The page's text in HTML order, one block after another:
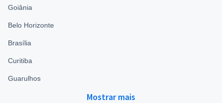
Goiânia
Belo Horizonte
Brasília
Curitiba
Guarulhos
Mostrar mais